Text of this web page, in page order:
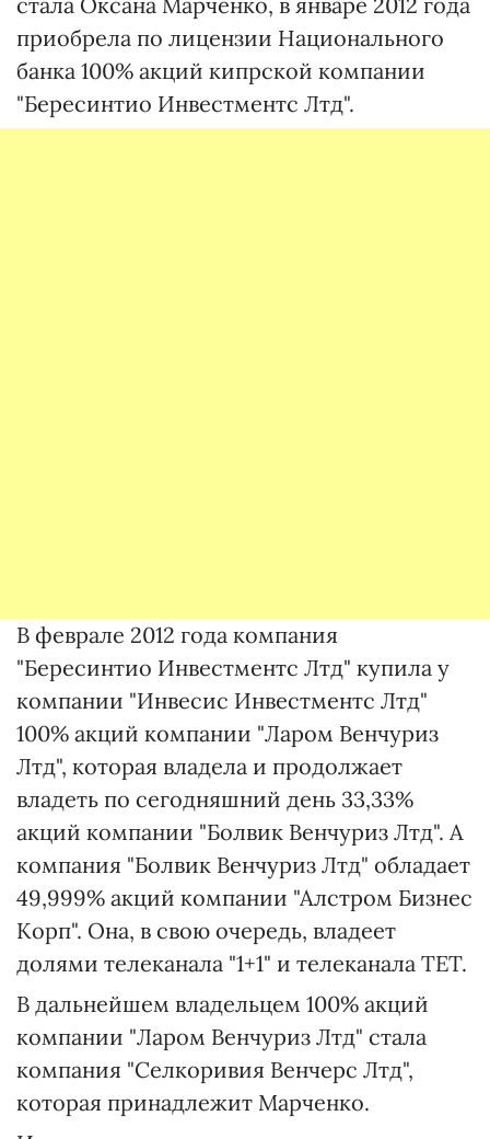
приобрела по лицензии Национального
банка 100% акций кипрской компании
"Бересинтио Инвестментс Лтд".
В феврале 2012 года компания
"Бересинтио Инвестментс Лтд" купила у
компании "Инвесис Инвестментс Лтд"
100% акций компании "Ларом Венчуриз
Лтд", которая владела и продолжает
владеть по сегодняшний день 33,33%
акций компании "Болвик Венчуриз Лтд". А
компания "Болвик Венчуриз Лтд" обладает
49,999% акций компании "Алстром Бизнес
Корп". Она, в свою очередь, владеет
долями телеканала "1+1" и телеканала ТЕТ.
В дальнейшем владельцем 100% акций
компании "Ларом Венчуриз Лтд" стала
компания "Селкоривия Венчерс Лтд",
которая принадлежит Марченко.